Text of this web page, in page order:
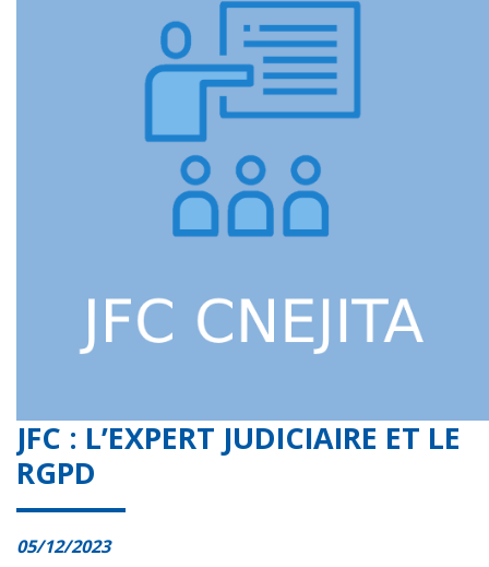
JFC : L’EXPERT JUDICIAIRE ET LE
RGPD
05/12/2023